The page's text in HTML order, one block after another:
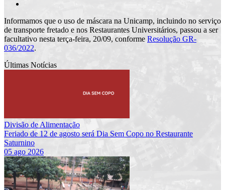
Informamos que o uso de máscara na Unicamp, incluindo no serviço
de transporte fretado e nos Restaurantes Universitários, passou a ser
facultativo nesta terça-feira, 20/09, conforme Resolução GR-
036/2022.
Últimas Notícias
Divisão de Alimentação
Feriado de 12 de agosto será Dia Sem Copo no Restaurante
Saturnino
05 ago 2026